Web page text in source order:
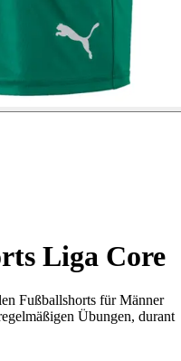
Liga Core
Fußballshorts für Männer
Übungen, durant